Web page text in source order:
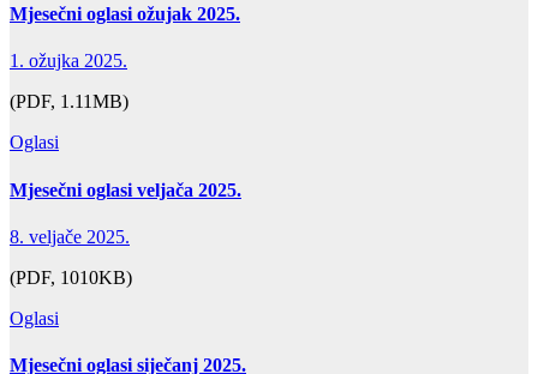
Mjesečni oglasi ožujak 2025.
1. ožujka 2025.
(PDF, 1.11MB)
Oglasi
Mjesečni oglasi veljača 2025.
8. veljače 2025.
(PDF, 1010KB)
Oglasi
Mjesečni oglasi siječanj 2025.